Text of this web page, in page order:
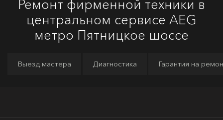
Ремонт фирменной техники в
центральном сервисе AEG
метро Пятницкое шоссе
Выезд мастера Диагностика Гарантия на